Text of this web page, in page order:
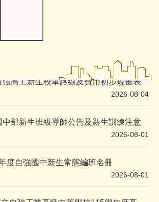
2026-08-04
中部新生班級導師公告及新生訓練注意
2026-08-01
度自強國中新生常態編班名冊
2026-08-01
立自強工業高級中等學校115學年度高一
2026-07-31